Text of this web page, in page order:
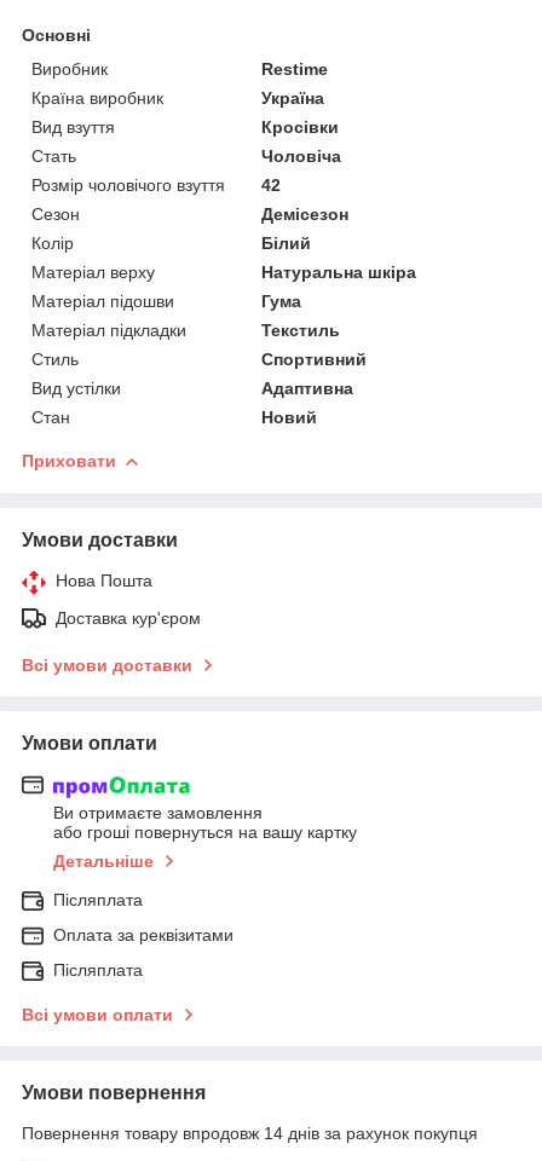
Основні
Виробник
Restime
Країна виробник
Україна
Вид взуття
Кросівки
Стать
Чоловіча
Розмір чоловічого взуття
42
Сезон
Демісезон
Колір
Білий
Матеріал верху
Натуральна шкіра
Матеріал підошви
Гума
Матеріал підкладки
Текстиль
Стиль
Спортивний
Вид устілки
Адаптивна
Стан
Новий
Приховати
Умови доставки
Нова Пошта
Доставка кур'єром
Всі умови доставки
Умови оплати
Ви отримаєте замовлення
або гроші повернуться на вашу картку
Детальніше
Післяплата
Оплата за реквізитами
Післяплата
Всі умови оплати
Умови повернення
Повернення товару впродовж 14 днів за рахунок покупця